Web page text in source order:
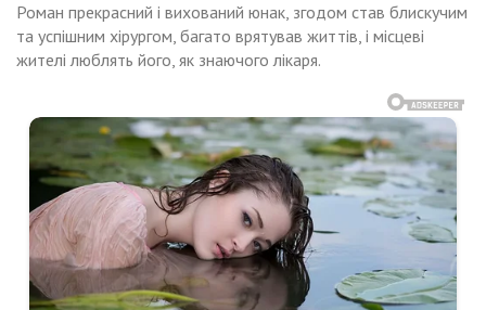
Роман прекрасний і вихований юнак, згодом став блискучим
та успішним хірургом, багато врятував життів, і місцеві
жителі люблять його, як знаючого лікаря.